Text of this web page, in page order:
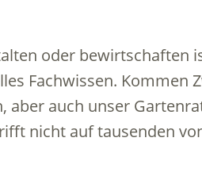
oder bewirtschaften
Fachwissen. Kommen
aber auch unser
nicht auf tausenden